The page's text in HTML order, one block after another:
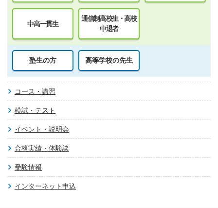
中高一貫生
通信制高校生・高校
中退者
塾生の方 高等学校の先生
コース・講習
模試・テスト
イベント・説明会
合格実績・体験談
受験情報
インターネット申込